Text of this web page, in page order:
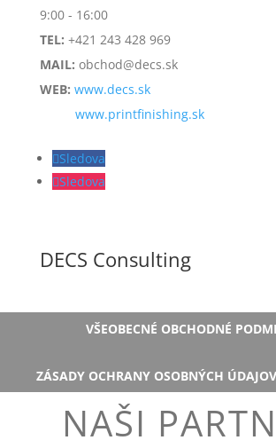
9:00 - 16:00
TEL: +421 243 428 969
MAIL: obchod@decs.sk
WEB: www.decs.sk
www.printfinishing.sk
Sledova
Sledova
DECS Consulting
VŠEOBECNÉ OBCHODNÉ
ZÁSADY OCHRANY OSOBNÝCH
NAŠI